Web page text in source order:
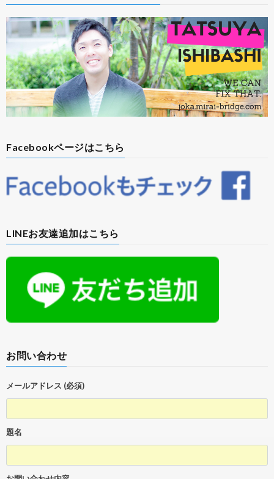
Facebookページはこちら
LINEお友達追加はこちら
お問い合わせ
メールアドレス (必須)
題名